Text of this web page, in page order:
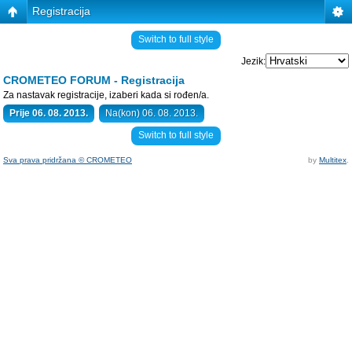
Registracija
Switch to full style
Jezik:
CROMETEO FORUM - Registracija
Za nastavak registracije, izaberi kada si rođen/a.
Prije 06. 08. 2013.
Na(kon) 06. 08. 2013.
Switch to full style
Sva prava pridržana © CROMETEO by Multitex